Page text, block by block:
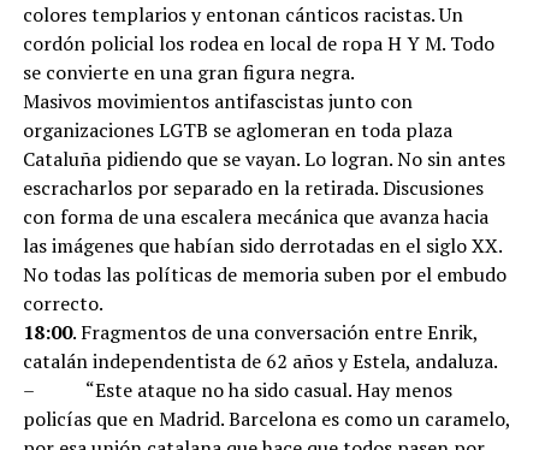
colores templarios y entonan cánticos racistas. Un
cordón policial los rodea en local de ropa H Y M. Todo
se convierte en una gran figura negra.
Masivos movimientos antifascistas junto con
organizaciones LGTB se aglomeran en toda plaza
Cataluña pidiendo que se vayan. Lo logran. No sin antes
escracharlos por separado en la retirada. Discusiones
con forma de una escalera mecánica que avanza hacia
las imágenes que habían sido derrotadas en el siglo XX.
No todas las políticas de memoria suben por el embudo
correcto.
18:00. Fragmentos de una conversación entre Enrik,
catalán independentista de 62 años y Estela, andaluza.
– “Este ataque no ha sido casual. Hay menos
policías que en Madrid. Barcelona es como un caramelo,